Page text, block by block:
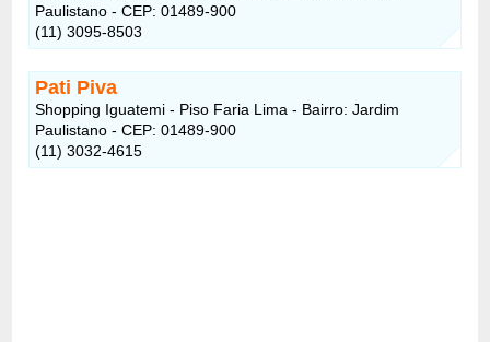
Paulistano - CEP: 01489-900
(11) 3095-8503
Pati Piva
Shopping Iguatemi - Piso Faria Lima - Bairro: Jardim
Paulistano - CEP: 01489-900
(11) 3032-4615